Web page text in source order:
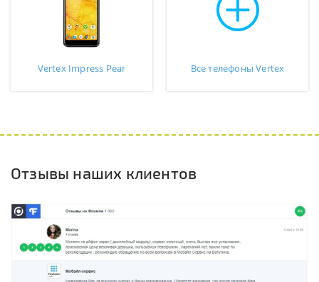
Vertex Impress Pear Все телефоны Vertex
Отзывы наших клиентов